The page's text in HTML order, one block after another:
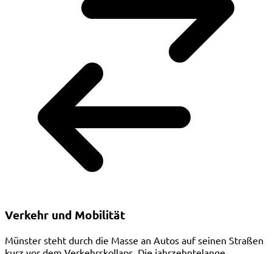
Verkehr und Mobilität
Münster steht durch die Masse an Autos auf seinen Straßen